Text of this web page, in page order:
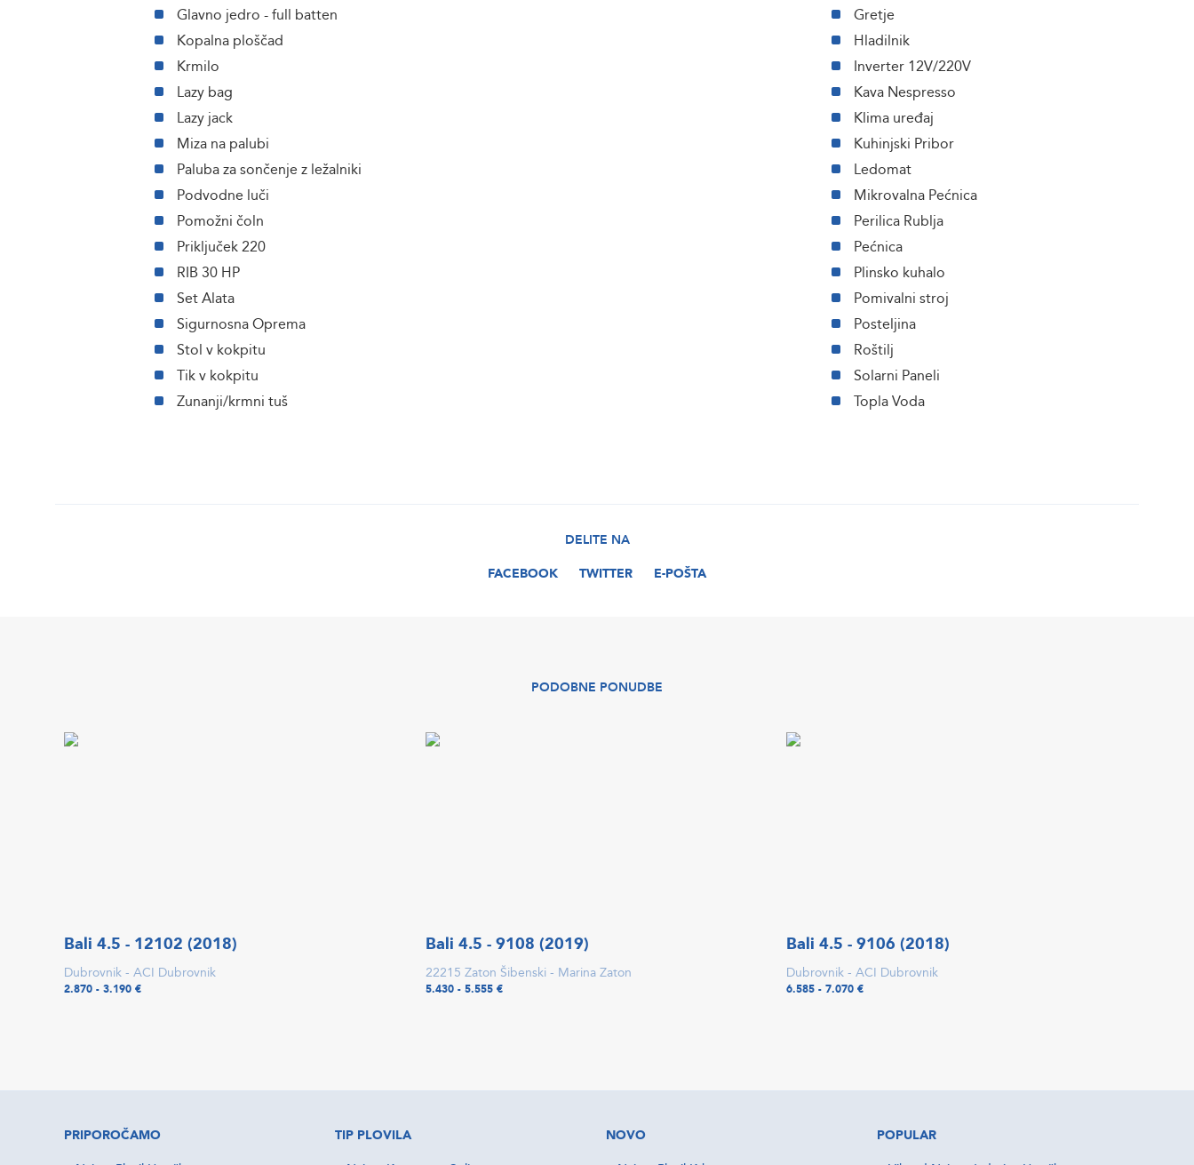
Glavno jedro - full batten
Kopalna ploščad
Krmilo
Lazy bag
Lazy jack
Miza na palubi
Paluba za sončenje z ležalniki
Podvodne luči
Pomožni čoln
Priključek 220
RIB 30 HP
Set Alata
Sigurnosna Oprema
Stol v kokpitu
Tik v kokpitu
Zunanji/krmni tuš
Gretje
Hladilnik
Inverter 12V/220V
Kava Nespresso
Klima uređaj
Kuhinjski Pribor
Ledomat
Mikrovalna Pećnica
Perilica Rublja
Pećnica
Plinsko kuhalo
Pomivalni stroj
Posteljina
Roštilj
Solarni Paneli
Topla Voda
DELITE NA
FACEBOOK
TWITTER E-POŠTA
PODOBNE PONUDBE
Bali 4.5 - 12102 (2018)
Dubrovnik - ACI Dubrovnik
2.870 - 3.190 €
Bali 4.5 - 9108 (2019)
22215 Zaton Šibenski - Marina Zaton
5.430 - 5.555 €
Bali 4.5 - 9106 (2018)
Dubrovnik - ACI Dubrovnik
6.585 - 7.070 €
PRIPOROČAMO
TIP PLOVILA
NOVO
POPULAR